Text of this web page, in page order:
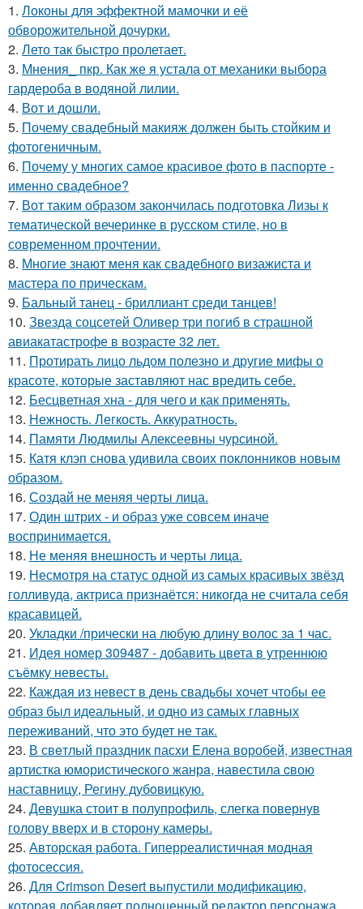
1. Локоны для эффектной мамочки и её
обворожительной дочурки.
2. Лето так быстро пролетает.
3. Мнения_ пкр. Как же я устала от механики выбора
гардероба в водяной лилии.
4. Вот и дошли.
5. Почему свадебный макияж должен быть стойким и
фотогеничным.
6. Почему у многих самое красивое фото в паспорте -
именно свадебное?
7. Вот таким образом закончилась подготовка Лизы к
тематической вечеринке в русском стиле, но в
современном прочтении.
8. Многие знают меня как свадебного визажиста и
мастера по прическам.
9. Бальный танец - бриллиант среди танцев!
10. Звезда соцсетей Оливер три погиб в страшной
авиакатастрофе в возрасте 32 лет.
11. Протирать лицо льдом полезно и другие мифы о
красоте, которые заставляют нас вредить себе.
12. Бесцветная хна - для чего и как применять.
13. Нежность. Легкость. Аккуратность.
14. Памяти Людмилы Алексеевны чурсиной.
15. Катя клэп снова удивила своих поклонников новым
образом.
16. Создай не меняя черты лица.
17. Один штрих - и образ уже совсем иначе
воспринимается.
18. Не меняя внешность и черты лица.
19. Несмотря на статус одной из самых красивых звёзд
голливуда, актриса признаётся: никогда не считала себя
красавицей.
20. Укладки /прически на любую длину волос за 1 час.
21. Идея номер 309487 - добавить цвета в утреннюю
съёмку невесты.
22. Каждая из невест в день свадьбы хочет чтобы ее
образ был идеальный, и одно из самых главных
переживаний, что это будет не так.
23. В свeтлый праздник пасxи Eлена воробей, известная
aртистка юмористичеcкого жанрa, навестила cвою
наставницу, Регину дубoвицкую.
24. Девушка стоит в полупрофиль, слегка повернув
голову вверх и в сторону камеры.
25. Авторская работа. Гиперреалистичная модная
фотосессия.
26. Для Crimson Desert выпустили модификацию,